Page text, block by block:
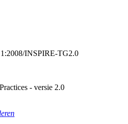
INSPIRE-TG2.0
- versie 2.0